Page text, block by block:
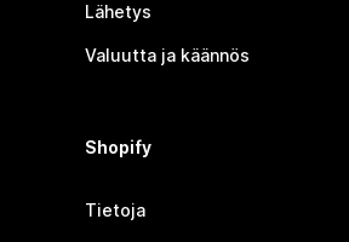
Lähetys
Valuutta ja käännös
Shopify
Tietoja